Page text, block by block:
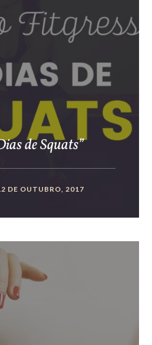
de Squats”
DE OUTUBRO, 2017